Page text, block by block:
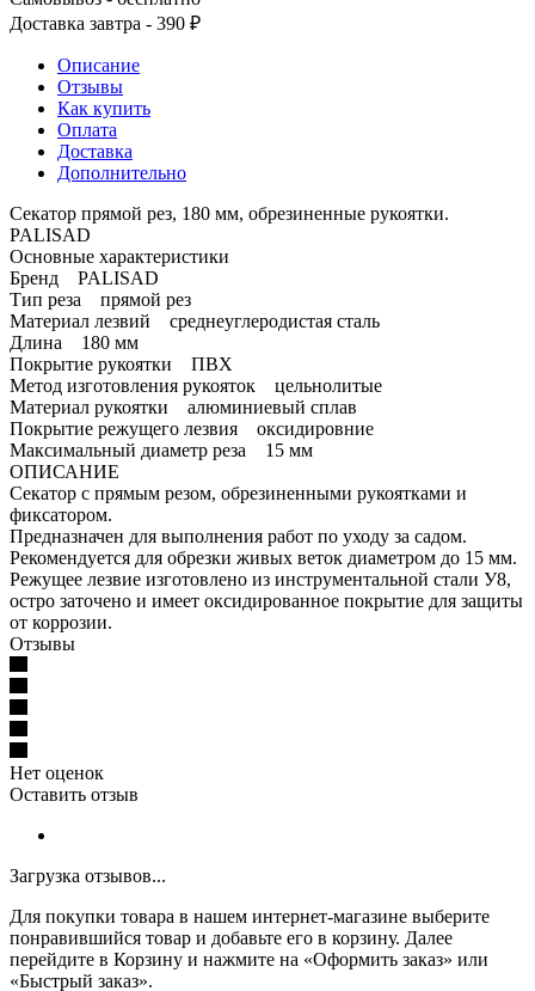
Доставка завтра - 390 ₽
Описание
Отзывы
Как купить
Оплата
Доставка
Дополнительно
Секатор прямой рез, 180 мм, обрезиненные рукоятки.
PALISAD
Основные характеристики
Бренд PALISAD
Тип реза прямой рез
Материал лезвий среднеуглеродистая сталь
Длина 180 мм
Покрытие рукоятки ПВХ
Метод изготовления рукояток цельнолитые
Материал рукоятки алюминиевый сплав
Покрытие режущего лезвия оксидировние
Максимальный диаметр реза 15 мм
ОПИСАНИЕ
Секатор с прямым резом, обрезиненными рукоятками и
фиксатором.
Предназначен для выполнения работ по уходу за садом.
Рекомендуется для обрезки живых веток диаметром до 15 мм.
Режущее лезвие изготовлено из инструментальной стали У8,
остро заточено и имеет оксидированное покрытие для защиты
от коррозии.
Отзывы
Нет оценок
Оставить отзыв
Загрузка отзывов...
Для покупки товара в нашем интернет-магазине выберите
понравившийся товар и добавьте его в корзину. Далее
перейдите в Корзину и нажмите на «Оформить заказ» или
«Быстрый заказ».